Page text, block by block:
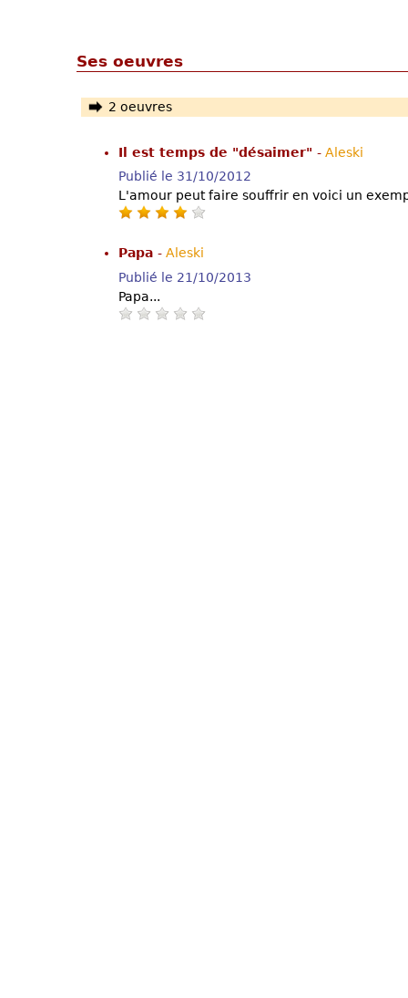
Ses oeuvres
2 oeuvres
Il est temps de "désaimer" - Aleski
Publié le 31/10/2012
L'amour peut faire souffrir en voici un
Papa - Aleski
Publié le 21/10/2013
Papa...